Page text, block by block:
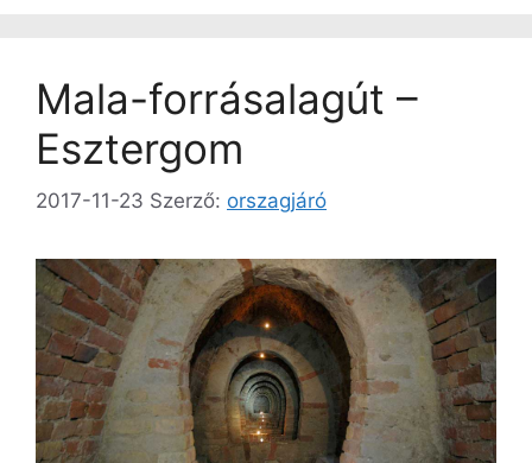
Mala-forrásalagút –
Esztergom
2017-11-23 Szerző: orszagjáró